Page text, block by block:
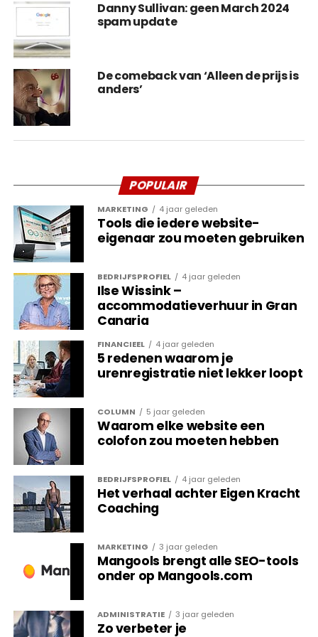
Wat betekent dit voor SEO-
specialisten en
marketingmedewerkers?
Net als ChatGPT zal Bard een belangrijke
ontwikkeling zijn voor SEO- en
marketingspecialisten. Het kan immers enorm
helpen in de efficiëntie. Bard verkeert nu nog in de
experimentele fase en is daarom nog in een
omgeving te gebruiken. Uiteindelijk zal Bard echter
in de normale Google-resultaten verwerkt worden
en vanaf dat moment zal de impact naar
verwachting nog veel groter zijn.
Bard is nog volop in ontwikkeling (zo kun je
binnenkort bijvoorbeeld ook afbeeldingen in de
prompts verwerken), maar heeft het potentieel
om een ​​revolutie teweeg te brengen in de manier
waarop Google-gebruikers met informatie
omgaan. Het is dan ook de vraag waar Bard mee
komt qua antwoorden, wat dit doet met betrekking
tot ‘Zero Click content’, en hoe wij als SEO-
specialisten kunnen optimaliseren voor Bard. Deze
experimentele fase biedt wat dat betreft een
enorme kans.
Vergelijking met ChatGPT
ChatGPT is een vergelijkbare chatbot die is
ontwikkeld door OpenAI. ChatGPT is ook gebaseerd
Danny Sullivan: geen March 2024
spam update
De comeback van ‘Alleen de prijs is
anders’
POPULAIR
MARKETING 4 jaar geleden
Tools die iedere website-
eigenaar zou moeten gebruiken
BEDRIJFSPROFIEL 4 jaar geleden
Ilse Wissink –
accommodatieverhuur in Gran
Canaria
FINANCIEEL 4 jaar geleden
5 redenen waarom je
urenregistratie niet lekker loopt
COLUMN 5 jaar geleden
Waarom elke website een
colofon zou moeten hebben
BEDRIJFSPROFIEL 4 jaar geleden
Het verhaal achter Eigen Kracht
Coaching
MARKETING 3 jaar geleden
Mangools brengt alle SEO-tools
onder op Mangools.com
ADMINISTRATIE 3 jaar geleden
Zo verbeter je